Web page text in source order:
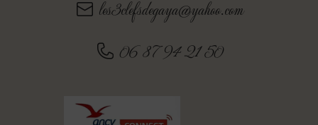
les3clefsdegaya@yahoo.com
06 87 94 21 50